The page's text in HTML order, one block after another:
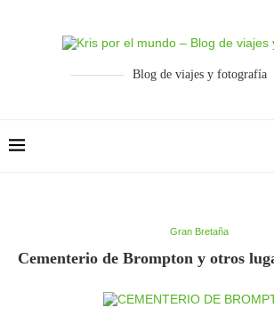
Blog de viajes y fotografía
Gran Bretaña
Cementerio de Brompton y otros